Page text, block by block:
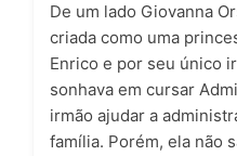
De um lado Giovanna
criada como uma
Enrico e por seu único
sonhava em cursar
irmão ajudar a
família. Porém, ela não